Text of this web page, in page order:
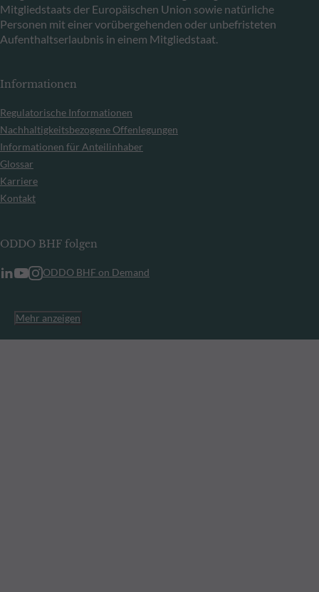
Mitgliedstaats der Europäischen Union sowie natürliche
Personen mit einer vorübergehenden oder unbefristeten
Aufenthaltserlaubnis in einem Mitgliedstaat.
Informationen
Regulatorische Informationen
Nachhaltigkeitsbezogene Offenlegungen
Informationen für Anteilinhaber
Glossar
Karriere
Kontakt
ODDO BHF folgen
ODDO BHF on Demand
Mehr anzeigen